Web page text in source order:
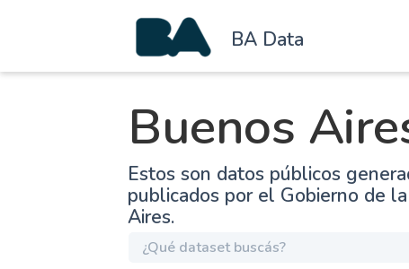
BA Data
Buenos
Estos son datos públicos
publicados por el Gobierno de
Aires.